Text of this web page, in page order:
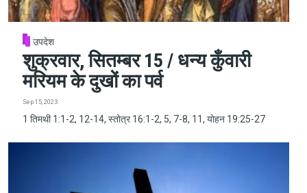
उपदेश
शुक्रवार, सितम्बर 15 / धन्य कुँवारी
मरियम के दुखों का पर्व
Sep 15, 2023
1 तिमथी 1:1-2, 12-14, स्तोत्र 16:1-2, 5, 7-8, 11, योहन 19:25-27